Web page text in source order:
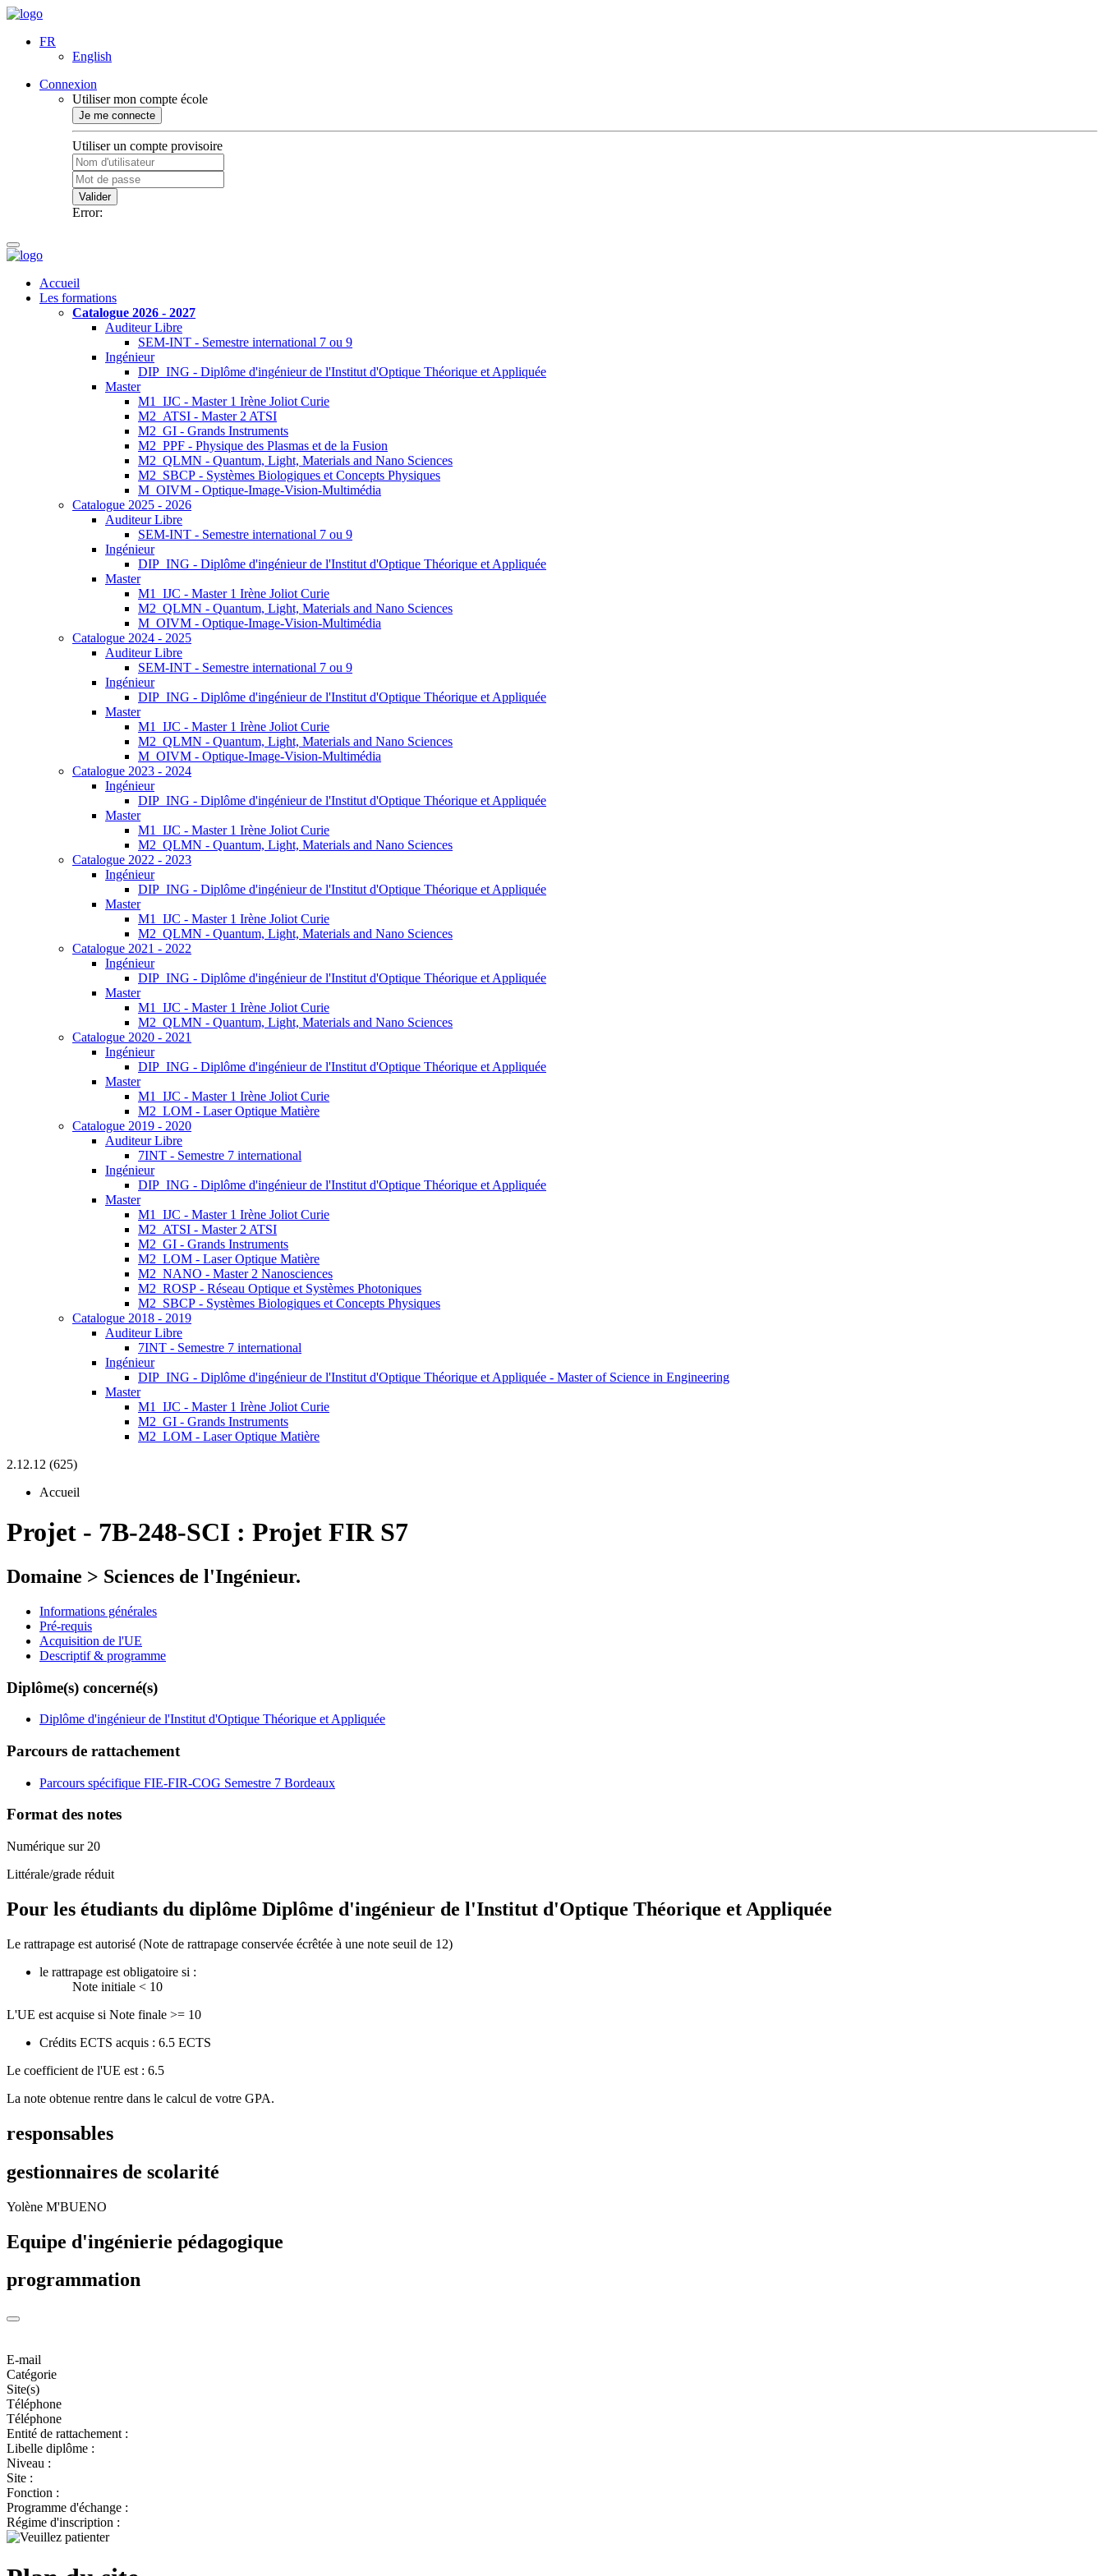
FR
English
Connexion
Utiliser mon compte école
Je me connecte
Utiliser un compte provisoire
Valider
Error:
Accueil
Les formations
Catalogue 2026 - 2027
Auditeur Libre
SEM-INT - Semestre international 7 ou 9
Ingénieur
DIP_ING - Diplôme d'ingénieur de l'Institut d'Optique Théorique et Appliquée
Master
M1_IJC - Master 1 Irène Joliot Curie
M2_ATSI - Master 2 ATSI
M2_GI - Grands Instruments
M2_PPF - Physique des Plasmas et de la Fusion
M2_QLMN - Quantum, Light, Materials and Nano Sciences
M2_SBCP - Systèmes Biologiques et Concepts Physiques
M_OIVM - Optique-Image-Vision-Multimédia
Catalogue 2025 - 2026
Auditeur Libre
SEM-INT - Semestre international 7 ou 9
Ingénieur
DIP_ING - Diplôme d'ingénieur de l'Institut d'Optique Théorique et Appliquée
Master
M1_IJC - Master 1 Irène Joliot Curie
M2_QLMN - Quantum, Light, Materials and Nano Sciences
M_OIVM - Optique-Image-Vision-Multimédia
Catalogue 2024 - 2025
Auditeur Libre
SEM-INT - Semestre international 7 ou 9
Ingénieur
DIP_ING - Diplôme d'ingénieur de l'Institut d'Optique Théorique et Appliquée
Master
M1_IJC - Master 1 Irène Joliot Curie
M2_QLMN - Quantum, Light, Materials and Nano Sciences
M_OIVM - Optique-Image-Vision-Multimédia
Catalogue 2023 - 2024
Ingénieur
DIP_ING - Diplôme d'ingénieur de l'Institut d'Optique Théorique et Appliquée
Master
M1_IJC - Master 1 Irène Joliot Curie
M2_QLMN - Quantum, Light, Materials and Nano Sciences
Catalogue 2022 - 2023
Ingénieur
DIP_ING - Diplôme d'ingénieur de l'Institut d'Optique Théorique et Appliquée
Master
M1_IJC - Master 1 Irène Joliot Curie
M2_QLMN - Quantum, Light, Materials and Nano Sciences
Catalogue 2021 - 2022
Ingénieur
DIP_ING - Diplôme d'ingénieur de l'Institut d'Optique Théorique et Appliquée
Master
M1_IJC - Master 1 Irène Joliot Curie
M2_QLMN - Quantum, Light, Materials and Nano Sciences
Catalogue 2020 - 2021
Ingénieur
DIP_ING - Diplôme d'ingénieur de l'Institut d'Optique Théorique et Appliquée
Master
M1_IJC - Master 1 Irène Joliot Curie
M2_LOM - Laser Optique Matière
Catalogue 2019 - 2020
Auditeur Libre
7INT - Semestre 7 international
Ingénieur
DIP_ING - Diplôme d'ingénieur de l'Institut d'Optique Théorique et Appliquée
Master
M1_IJC - Master 1 Irène Joliot Curie
M2_ATSI - Master 2 ATSI
M2_GI - Grands Instruments
M2_LOM - Laser Optique Matière
M2_NANO - Master 2 Nanosciences
M2_ROSP - Réseau Optique et Systèmes Photoniques
M2_SBCP - Systèmes Biologiques et Concepts Physiques
Catalogue 2018 - 2019
Auditeur Libre
7INT - Semestre 7 international
Ingénieur
DIP_ING - Diplôme d'ingénieur de l'Institut d'Optique Théorique et Appliquée - Master of Science in Engineering
Master
M1_IJC - Master 1 Irène Joliot Curie
M2_GI - Grands Instruments
M2_LOM - Laser Optique Matière
2.12.12 (625)
Accueil
Projet - 7B-248-SCI : Projet FIR S7
Domaine > Sciences de l'Ingénieur.
Informations générales
Pré-requis
Acquisition de l'UE
Descriptif & programme
Diplôme(s) concerné(s)
Diplôme d'ingénieur de l'Institut d'Optique Théorique et Appliquée
Parcours de rattachement
Parcours spécifique FIE-FIR-COG Semestre 7 Bordeaux
Format des notes
Numérique sur 20
Littérale/grade réduit
Pour les étudiants du diplôme Diplôme d'ingénieur de l'Institut d'Optique Théorique et Appliquée
Le rattrapage est autorisé (Note de rattrapage conservée écrêtée à une note seuil de 12)
le rattrapage est obligatoire si :
Note initiale < 10
L'UE est acquise si Note finale >= 10
Crédits ECTS acquis : 6.5 ECTS
Le coefficient de l'UE est : 6.5
La note obtenue rentre dans le calcul de votre GPA.
responsables
gestionnaires de scolarité
Yolène M'BUENO
Equipe d'ingénierie pédagogique
programmation
E-mail
Catégorie
Site(s)
Téléphone
Téléphone
Entité de rattachement :
Libelle diplôme :
Niveau :
Site :
Fonction :
Programme d'échange :
Régime d'inscription :